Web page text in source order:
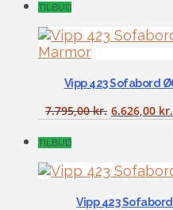
TILBUD
Vipp 423 Sofabord
7.795,00kr. 6.626,00 kr.
TILBUD
Vipp 423